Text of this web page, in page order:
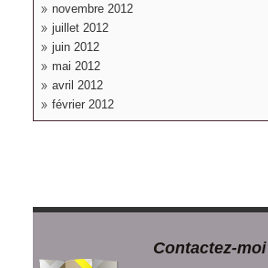
novembre 2012
juillet 2012
juin 2012
mai 2012
avril 2012
février 2012
Contactez-moi